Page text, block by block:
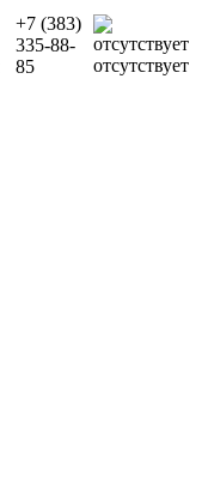
+7 (383)
335-88-
85
отсутствует